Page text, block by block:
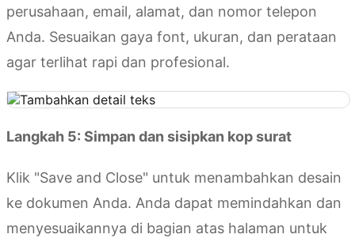
perusahaan, email, alamat, dan nomor telepon
Anda. Sesuaikan gaya font, ukuran, dan perataan
agar terlihat rapi dan profesional.
Langkah 5: Simpan dan sisipkan kop surat
Klik "Save and Close" untuk menambahkan desain
ke dokumen Anda. Anda dapat memindahkan dan
menyesuaikannya di bagian atas halaman untuk